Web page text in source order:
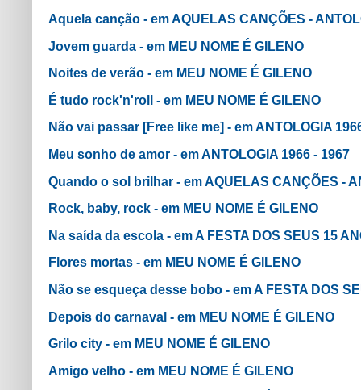
Aquela canção - em AQUELAS CANÇÕES -
Jovem guarda - em MEU NOME É GILENO
Noites de verão - em MEU NOME É GILENO
É tudo rock'n'roll - em MEU NOME É GILENO
Não vai passar [Free like me] - em ANTOLOGIA
Meu sonho de amor - em ANTOLOGIA 1966 - 1967
Quando o sol brilhar - em AQUELAS CANÇÕES -
Rock, baby, rock - em MEU NOME É GILENO
Na saída da escola - em A FESTA DOS SEUS 15
Flores mortas - em MEU NOME É GILENO
Não se esqueça desse bobo - em A FESTA DOS
Depois do carnaval - em MEU NOME É GILENO
Grilo city - em MEU NOME É GILENO
Amigo velho - em MEU NOME É GILENO